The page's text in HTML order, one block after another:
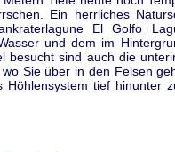
Ein herrliches
El Golfo
und dem im
besucht sind auch die
Sie über in den Felsen
Höhlensystem tief hinunter